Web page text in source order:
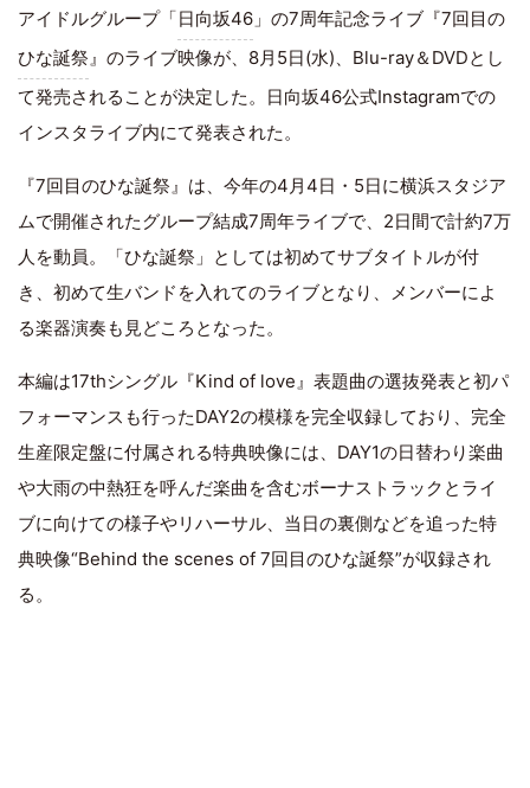
アイドルグループ「日向坂46 」の7周年記念ライブ『7回目の
ひな誕祭』のライブ映像が、8月5日(水)、Blu-ray＆DVDとし
て発売されることが決定した。日向坂46公式Instagramでの
インスタライブ内にて発表された。
『7回目のひな誕祭』は、今年の4月4日・5日に横浜スタジア
ムで開催されたグループ結成7周年ライブで、2日間で計約7万
人を動員。「ひな誕祭」としては初めてサブタイトルが付
き、初めて生バンドを入れてのライブとなり、メンバーによ
る楽器演奏も見どころとなった。
本編は17thシングル『Kind of love』表題曲の選抜発表と初パ
フォーマンスも行ったDAY2の模様を完全収録しており、完全
生産限定盤に付属される特典映像には、DAY1の日替わり楽曲
や大雨の中熱狂を呼んだ楽曲を含むボーナストラックとライ
ブに向けての様子やリハーサル、当日の裏側などを追った特
典映像“Behind the scenes of 7回目のひな誕祭”が収録され
る。